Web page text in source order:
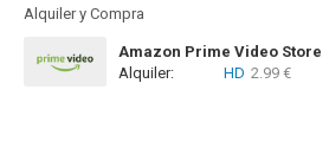
Alquiler y Compra
Amazon Prime Video Store
Alquiler:
HD 2.99 €